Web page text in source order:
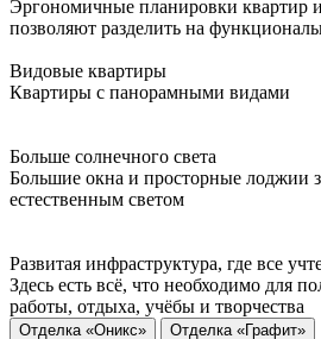
Эргономичные планировки квартир
позволяют разделить на
Видовые квартиры
Квартиры с панорамными видами
Больше солнечного света
Большие окна и просторные лоджии
естественным светом
Развитая инфраструктура, где все
Здесь есть всё, что необходимо для
работы, отдыха, учёбы и творчества
Отделка «Оникс» Отделка «Графит»